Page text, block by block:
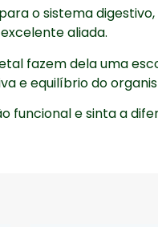
o sistema
aliada.
fazem dela uma
e equilíbrio do
funcional e sinta a